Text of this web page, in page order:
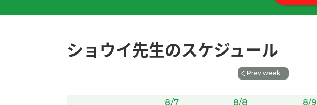
您参加志愿者活动真了不起，我很敬佩您！( 女性 )
ショウイ先生のスケジュール
Prev week
8/7 8/8 8/9